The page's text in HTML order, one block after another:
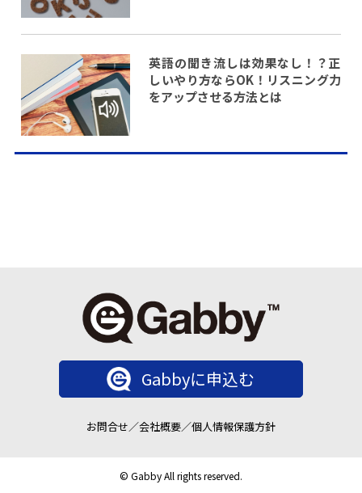
英語の聞き流しは効果なし！？正
しいやり方ならOK！リスニング力
をアップさせる方法とは
Gabbyに申込む
お問合せ／会社概要／個人情報保護方針
© Gabby All rights reserved.